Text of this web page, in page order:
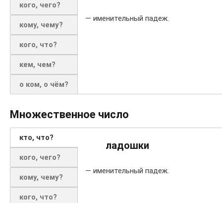
кого, чего?
кому, чему?
кого, что?
кем, чем?
о ком, о чём?
— именительный падеж.
Множественное число
кто, что?
кого, чего?
кому, чему?
кого, что?
ладошки
— именительный падеж.